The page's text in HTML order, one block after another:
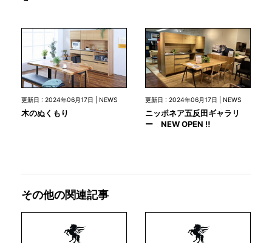
更新日 : 2024年06月17日 | NEWS
木のぬくもり
更新日 : 2024年06月17日 | NEWS
ニッポネア五反田ギャラリ
ー NEW OPEN ‼
その他の関連記事